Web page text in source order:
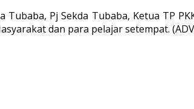
Pj Sekda Tubaba, Ketua TP
dan para pelajar setempat.